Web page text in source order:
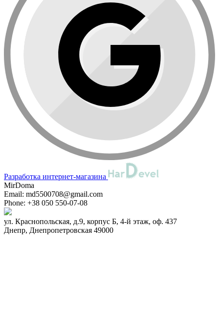
Разработка интернет-магазина
MirDoma
Email: md5500708@gmail.com
Phone: +38 050 550-07-08
ул. Краснопольская, д.9, корпус Б, 4-й этаж, оф. 437
Днепр, Днепропетровская 49000